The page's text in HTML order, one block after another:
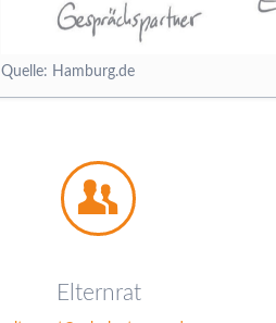
Quelle: Hamburg.de
Elternrat